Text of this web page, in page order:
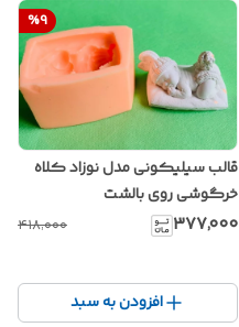
%9
قالب سیلیکونی مدل نوزاد کلاه
خرگوشی روی بالشت
۳۷۷٬۰۰۰ ۴۱۸٬۰۰۰
افزودن به سبد